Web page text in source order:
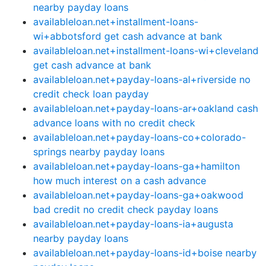
nearby payday loans
availableloan.net+installment-loans-
wi+abbotsford get cash advance at bank
availableloan.net+installment-loans-wi+cleveland
get cash advance at bank
availableloan.net+payday-loans-al+riverside no
credit check loan payday
availableloan.net+payday-loans-ar+oakland cash
advance loans with no credit check
availableloan.net+payday-loans-co+colorado-
springs nearby payday loans
availableloan.net+payday-loans-ga+hamilton
how much interest on a cash advance
availableloan.net+payday-loans-ga+oakwood
bad credit no credit check payday loans
availableloan.net+payday-loans-ia+augusta
nearby payday loans
availableloan.net+payday-loans-id+boise nearby